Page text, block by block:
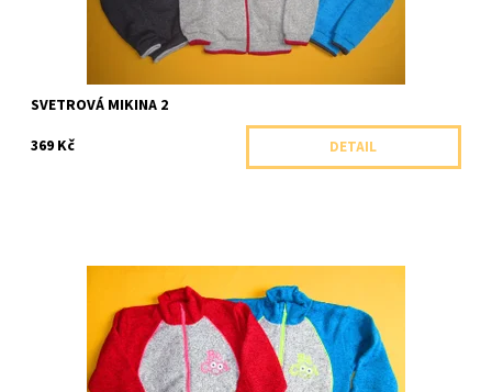
SVETROVÁ MIKINA 2
369 Kč
DETAIL
Celopropínací teplá svetrová mikina se stojáčkem, zdobená
potiskem a výrazným zipem.
Dostupnost:
Skladem 1 ks
Arex, ČR